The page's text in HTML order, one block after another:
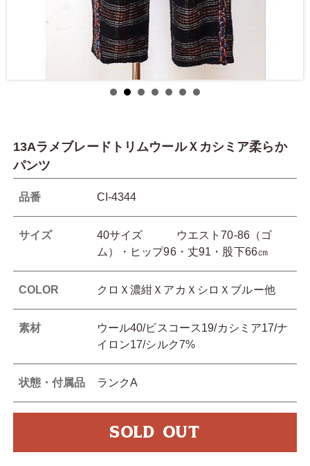
13AラメブレードトリムウールＸカシミア柔らか
パンツ
品番 CI-4344
サイズ
40サイズ ウエスト70-86（ゴ
ム）・ヒップ96・丈91・股下66㎝
COLOR クロＸ濃紺ＸアカＸシロＸブルー他
素材
ウール40/ビスコース19/カシミア17/ナ
イロン17/シルク7%
状態・付属品 ランクA
SOLD OUT